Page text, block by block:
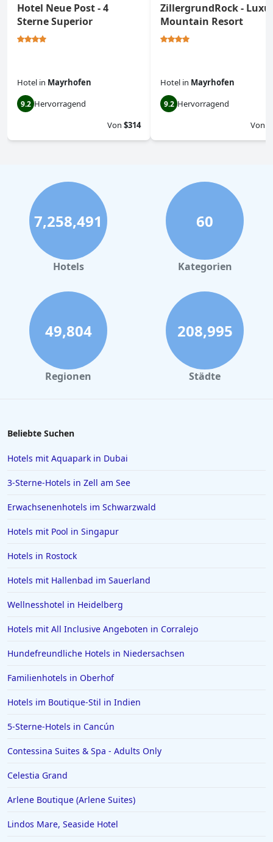
Hotel Neue Post - 4
Sterne Superior
Hotel in Mayrhofen
9.2 Hervorragend
Von $314
ZillergrundRock -
Mountain Resort
Hotel in Mayrhofen
9.2 Hervorragend
Von
7,258,491
Hotels
60
Kategorien
49,804
Regionen
208,995
Städte
Beliebte Suchen
Hotels mit Aquapark in Dubai
3-Sterne-Hotels in Zell am See
Erwachsenenhotels im Schwarzwald
Hotels mit Pool in Singapur
Hotels in Rostock
Hotels mit Hallenbad im Sauerland
Wellnesshotel in Heidelberg
Hotels mit All Inclusive Angeboten in Corralejo
Hundefreundliche Hotels in Niedersachsen
Familienhotels in Oberhof
Hotels im Boutique-Stil in Indien
5-Sterne-Hotels in Cancún
Contessina Suites & Spa - Adults Only
Celestia Grand
Arlene Boutique (Arlene Suites)
Lindos Mare, Seaside Hotel